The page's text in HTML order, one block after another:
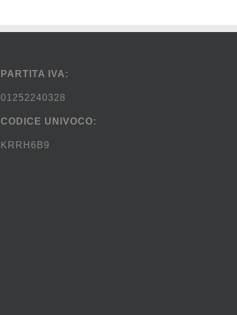
PARTITA IVA:
01252240328
CODICE UNIVOCO:
KRRH6B9